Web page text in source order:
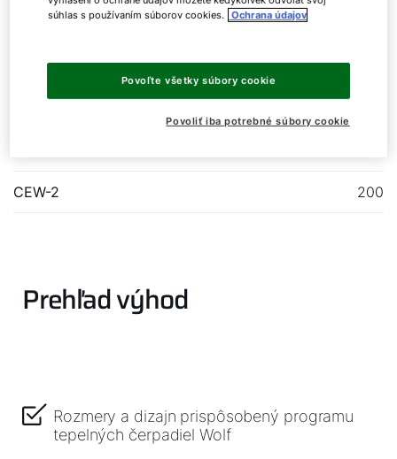
Zásobník TUV
Zásobník teplej vody pre program tepelného
čerpadla WOLF
CEW-2 200
Prehľad výhod
Rozmery a dizajn prispôsobený programu
tepelných čerpadiel Wolf
Služby WOLF
súhlas s používaním súborov cookies.
Ochrana údajov
Povoliť iba potrebné súbory cookie
Povoľte všetky súbory cookie